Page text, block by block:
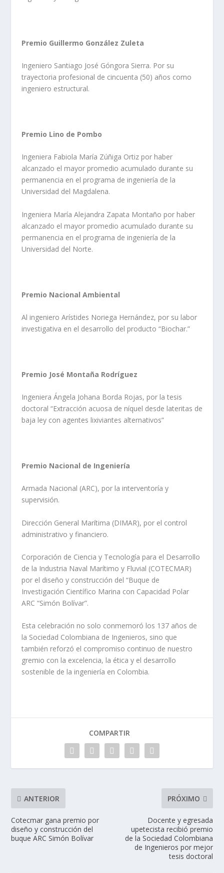
Premio Guillermo González Zuleta
Ingeniero Santiago José Góngora Sierra. Por su
trayectoria profesional de cincuenta (50) años como
ingeniero estructural.
Premio Lino de Pombo
Ingeniera Fabiola María Zúñiga Ortiz por haber
alcanzado el mayor promedio acumulado durante su
permanencia en el programa de ingeniería de la
Universidad del Magdalena.
Ingeniera María Alejandra Zapata Montaño por haber
alcanzado el mayor promedio acumulado durante su
permanencia en el programa de ingeniería de la
Universidad del Norte.
Premio Nacional Ambiental
Al ingeniero Arístides Noriega Hernández, por su labor
investigativa en el desarrollo del producto “Biochar.”
Premio José Montaña Rodríguez
Ingeniera Ángela Johana Borda Rojas, por la tesis
doctoral “Extracción acuosa de níquel desde lateritas de
baja ley con agentes lixiviantes alternativos”
Premio Nacional de Ingeniería
Armada Nacional (ARC), por la interventoría y
supervisión.
Dirección General Marítima (DIMAR), por el control
administrativo y financiero.
Corporación de Ciencia y Tecnología para el Desarrollo
de la Industria Naval Marítimo y Fluvial (COTECMAR)
por el diseño y construcción del “Buque de
Investigación Científico Marina con Capacidad Polar
ARC “Simón Bolívar”.
Esta celebración no solo conmemoró los 137 años de
la Sociedad Colombiana de Ingenieros, sino que
también reforzó el compromiso continuo de nuestro
gremio con la excelencia, la ética y el desarrollo
sostenible de la ingeniería en Colombia.
COMPARTIR
ANTERIOR
Cotecmar gana premio por
diseño y construcción del
buque ARC Simón Bolívar
PRÓXIMO
Docente y egresada
upetecista recibió premio
de la Sociedad Colombiana
de Ingenieros por mejor
tesis doctoral